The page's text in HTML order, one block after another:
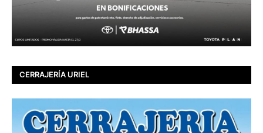
CERRAJERÍA URIEL